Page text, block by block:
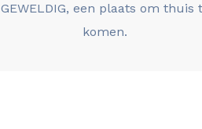
GEWELDIG, een plaats om thuis
komen.